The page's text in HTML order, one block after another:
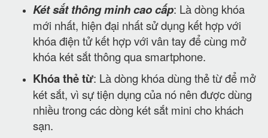
Két sắt thông minh cao cấp: Là dòng khóa
mới nhất, hiện đại nhất sử dụng kết hợp với
khóa điện tử kết hợp với vân tay để cùng mở
khóa két sắt thông qua smartphone.
Khóa thẻ từ: Là dòng khóa dùng thẻ từ để mở
két sắt, vì sự tiện dụng của nó nên được dùng
nhiều trong các dòng két sắt mini cho khách
sạn.